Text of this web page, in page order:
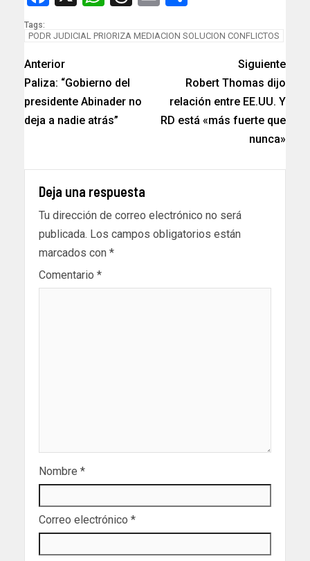
Tags:
PODR JUDICIAL PRIORIZA MEDIACION SOLUCION CONFLICTOS
Anterior
Paliza: “Gobierno del
presidente Abinader no
deja a nadie atrás”
Siguiente
Robert Thomas dijo
relación entre EE.UU. Y
RD está «más fuerte que
nunca»
Deja una respuesta
Tu dirección de correo electrónico no será
publicada. Los campos obligatorios están
marcados con *
Comentario *
Nombre *
Correo electrónico *